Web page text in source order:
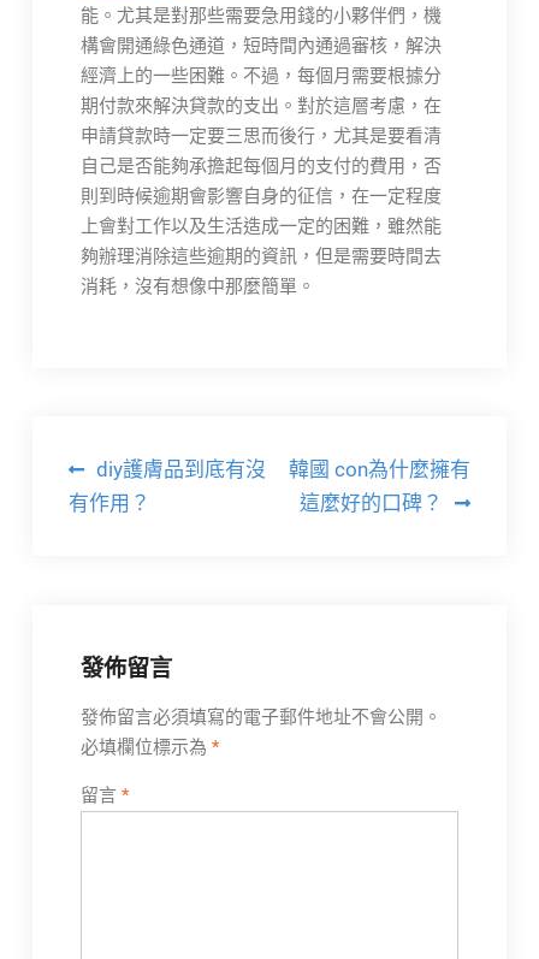
能。尤其是對那些需要急用錢的小夥伴們，機
構會開通綠色通道，短時間內通過審核，解決
經濟上的一些困難。不過，每個月需要根據分
期付款來解決貸款的支出。對於這層考慮，在
申請貸款時一定要三思而後行，尤其是要看清
自己是否能夠承擔起每個月的支付的費用，否
則到時候逾期會影響自身的征信，在一定程度
上會對工作以及生活造成一定的困難，雖然能
夠辦理消除這些逾期的資訊，但是需要時間去
消耗，沒有想像中那麼簡單。
文
章
diy護膚品到底有沒
有作用？
韓國 con為什麼擁有
這麼好的口碑？
發佈留言
發佈留言必須填寫的電子郵件地址不會公開。
必填欄位標示為 *
留言 *